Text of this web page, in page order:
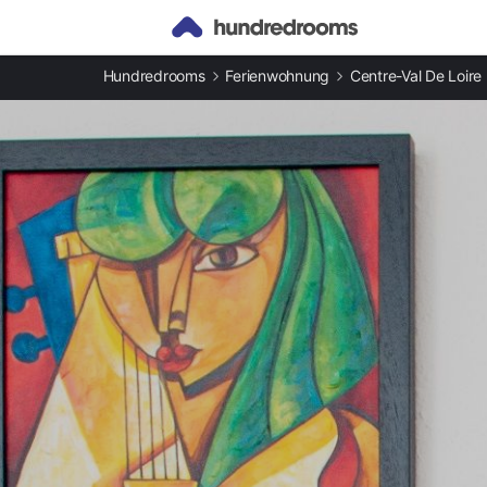
Ferienwohnungen in Ormes
Hundredrooms Ferienwohnung Centre-Val De Loire